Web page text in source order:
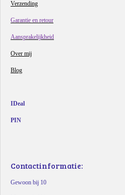
Verzending
Garantie en retour
Aansprakelijkheid
Over mij
Blog
IDeal
PIN
Contactinformatie:
Gewoon bij 10